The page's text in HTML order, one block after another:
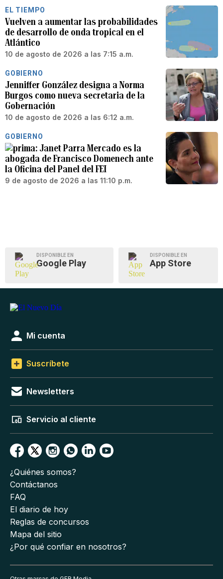
EL TIEMPO
Vuelven a aumentar las probabilidades
de desarrollo de onda tropical en el
Atlántico
10 de agosto de 2026 a las 7:15 a.m.
GOBIERNO
Jenniffer González designa a Norma
Burgos como nueva secretaria de la
Gobernación
10 de agosto de 2026 a las 6:12 a.m.
GOBIERNO
Janet Parra Mercado es la
abogada de Francisco Domenech ante
la Oficina del Panel del FEI
9 de agosto de 2026 a las 11:10 p.m.
DISPONIBLE EN
Google Play
DISPONIBLE EN
App Store
Mi cuenta
Suscríbete
Newsletters
Servicio al cliente
¿Quiénes somos?
Contáctanos
FAQ
El diario de hoy
Reglas de concursos
Mapa del sitio
¿Por qué confiar en nosotros?